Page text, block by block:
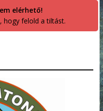
elérhető!
hogy felold a tiltást.